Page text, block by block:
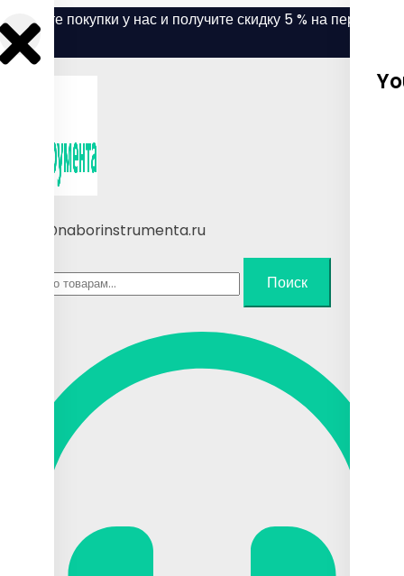
Skip
to
content
Делайте покупки у нас и получите скидку 5 % на первый
заказ.
sales@naborinstrumenta.ru
Искать:
Поиск